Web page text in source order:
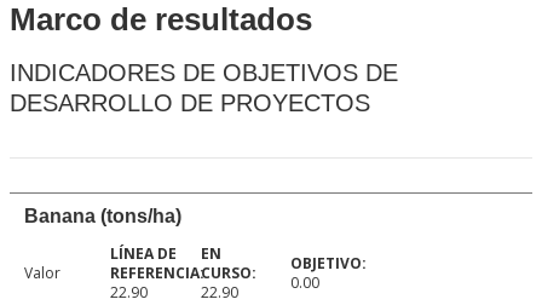
Marco de resultados
INDICADORES DE OBJETIVOS DE
DESARROLLO DE PROYECTOS
Banana (tons/ha)
Valor
22.90
22.90 0.00